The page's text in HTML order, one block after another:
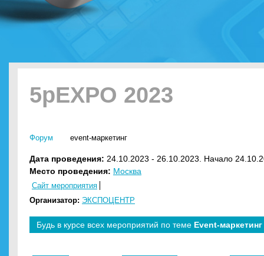
5pEXPO 2023
Форум event-маркетинг
Дата проведения: 24.10.2023 - 26.10.2023. Начало
Место проведения: Москва
Сайт мероприятия
Организатор: ЭКСПОЦЕНТР
Будь в курсе всех мероприятий по теме Event-маркетинг